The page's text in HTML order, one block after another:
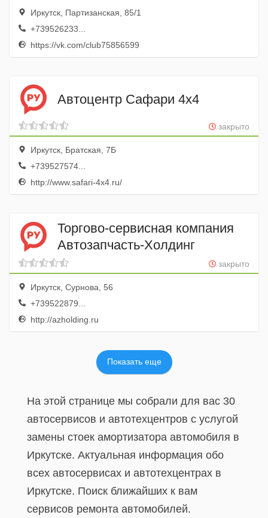
Иркутск, Партизанская, 85/1
+739526233...
https://vk.com/club75856599
Автоцентр Сафари 4х4
закрыто
Иркутск, Братская, 7Б
+739527574...
http://www.safari-4x4.ru/
Торгово-сервисная компания
Автозапчасть-Холдинг
закрыто
Иркутск, Сурнова, 56
+739522879...
http://azholding.ru
Показать еще
На этой странице мы собрали для вас 30
автосервисов и автотехцентров с услугой
замены стоек амортизатора автомобиля в
Иркутске. Актуальная информация обо
всех автосервисах и автотехцентрах в
Иркутске. Поиск ближайших к вам
сервисов ремонта автомобилей.